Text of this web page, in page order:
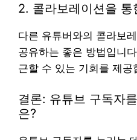
2. 콜라보레이션을 통
다른 유튜버와의 콜라보
공유하는 좋은 방법입니
근할 수 있는 기회를 제공
결론: 유튜브 구독자
은?